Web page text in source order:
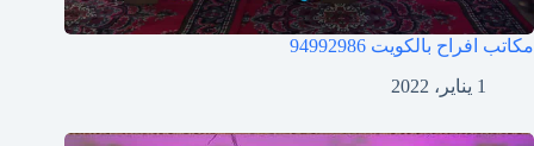
مكاتب افراح بالكويت 94992986
1 يناير، 2022